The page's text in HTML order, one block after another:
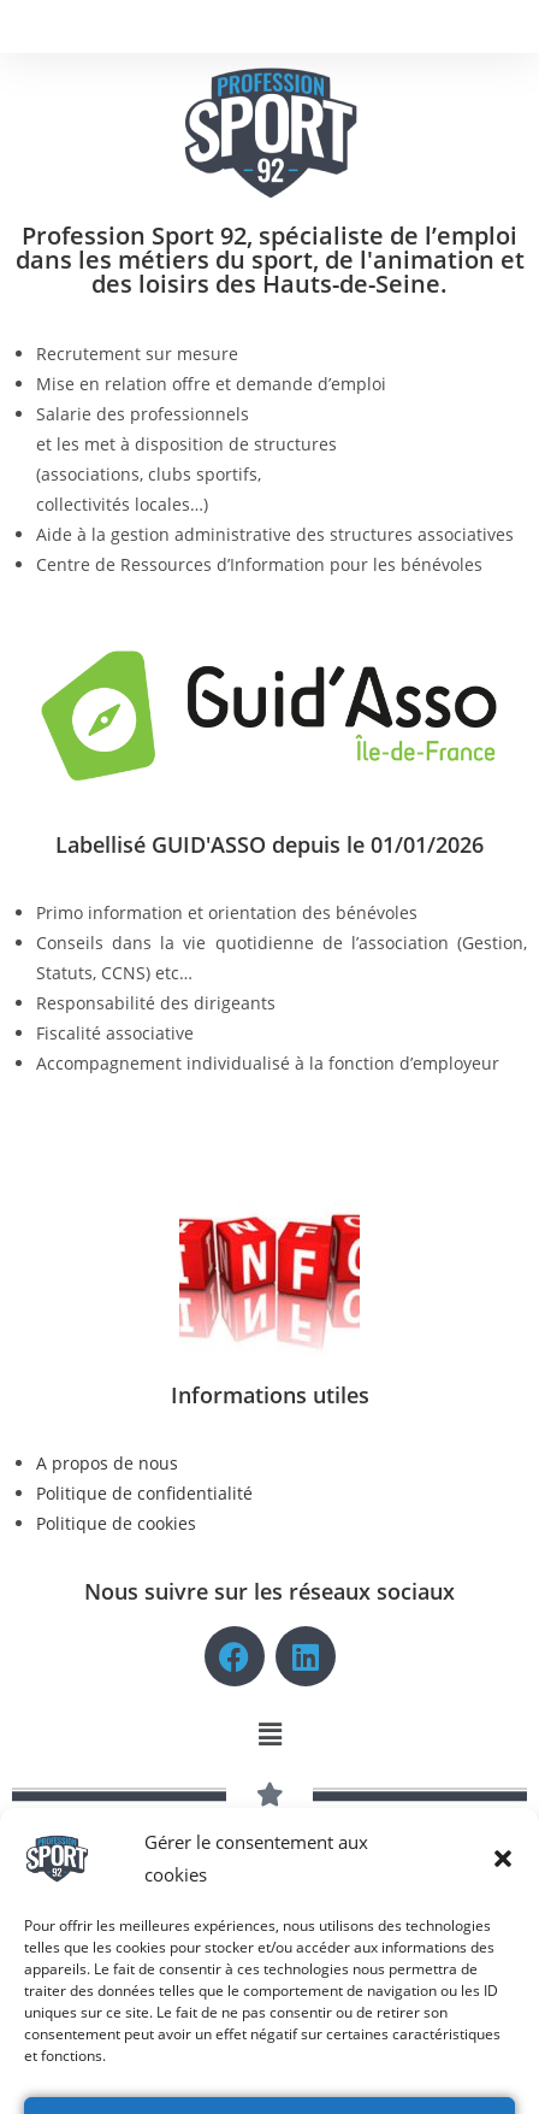
Gérer le consentement aux
cookies
Pour offrir les meilleures expériences, nous utilisons des technologies
telles que les cookies pour stocker et/ou accéder aux informations des
appareils. Le fait de consentir à ces technologies nous permettra de
traiter des données telles que le comportement de navigation ou les ID
uniques sur ce site. Le fait de ne pas consentir ou de retirer son
consentement peut avoir un effet négatif sur certaines caractéristiques
et fonctions.
Profession Sport 92, spécialiste de l’emploi
dans les métiers du sport, de l'animation et
des loisirs des Hauts-de-Seine.
Recrutement sur mesure
Mise en relation offre et demande d’emploi
Salarie des professionnels
et les met à disposition de structures
(associations, clubs sportifs,
collectivités locales…)
Aide à la gestion administrative des structures associatives
Centre de Ressources d’Information pour les bénévoles
Labellisé GUID'ASSO depuis le 01/01/2026
Primo information et orientation des bénévoles
Conseils dans la vie quotidienne de l’association (Gestion,
Statuts, CCNS) etc…
Responsabilité des dirigeants
Fiscalité associative
Accompagnement individualisé à la fonction d’employeur
Informations utiles
A propos de nous
Politique de confidentialité
Politique de cookies
Nous suivre sur les réseaux sociaux
Copyright © 2026 Profession Sport 92 | Tous droits réservés -
Réalisé par COM-N-SEE®